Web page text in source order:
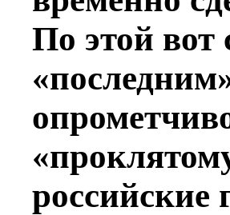
По этой
российские